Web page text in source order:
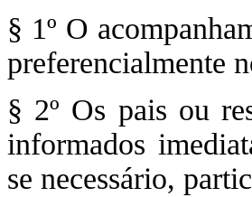
§ 1º O
preferencialmente
§ 2º Os pais ou
informados
se necessário,